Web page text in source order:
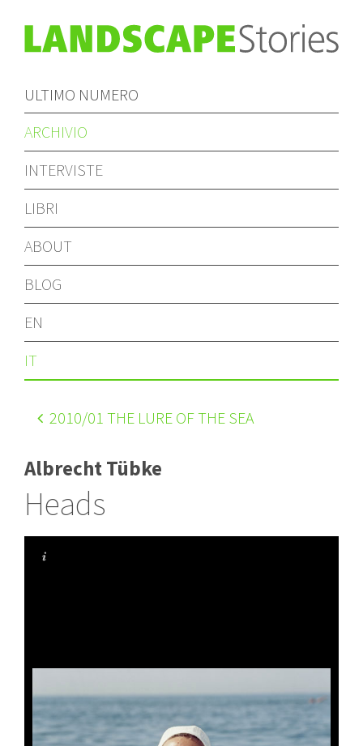
ULTIMO NUMERO
ARCHIVIO
INTERVISTE
LIBRI
ABOUT
BLOG
EN
IT
2010/01 THE LURE OF THE SEA
Albrecht Tübke
Heads